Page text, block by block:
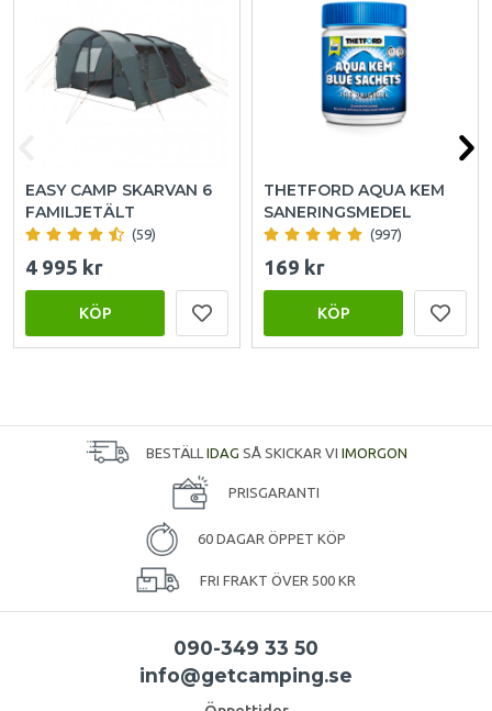
EASY CAMP SKARVAN 6
FAMILJETÄLT
(59)
4 995 kr
KÖP
THETFORD AQUA KEM
SANERINGSMEDEL
(997)
169 kr
KÖP
BESTÄLL IDAG SÅ SKICKAR VI IMORGON
PRISGARANTI
60 DAGAR ÖPPET KÖP
FRI FRAKT ÖVER 500 KR
090-349 33 50
info@getcamping.se